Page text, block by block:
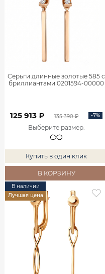
Серьги длинные золотые 585 с
бриллиантами 0201594-00000
125 913 ₽ 135 390 ₽ -7%
Выберите размер:
Купить в один клик
В КОРЗИНУ
В наличии
Лучшая цена